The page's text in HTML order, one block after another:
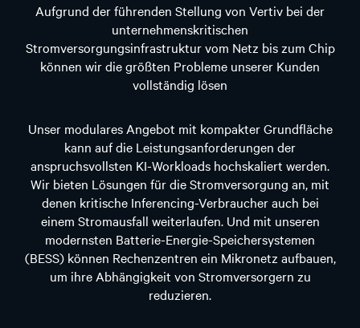
Aufgrund der führenden Stellung von Vertiv bei der
unternehmenskritischen
Stromversorgungsinfrastruktur vom Netz bis zum Chip
können wir die größten Probleme unserer Kunden
vollständig lösen
Unser modulares Angebot mit kompakter Grundfläche
kann auf die Leistungsanforderungen der
anspruchsvollsten KI-Workloads hochskaliert werden.
Wir bieten Lösungen für die Stromversorgung an, mit
denen kritische Inferencing-Verbraucher auch bei
einem Stromausfall weiterlaufen. Und mit unseren
modernsten Batterie-Energie-Speichersystemen
(BESS) können Rechenzentren ein Mikronetz aufbauen,
um ihre Abhängigkeit von Stromversorgern zu
reduzieren.